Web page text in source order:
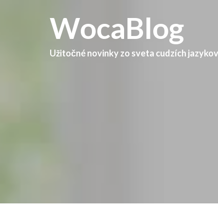
WocaBlog
Užitočné novinky zo sveta cudzích jazykov